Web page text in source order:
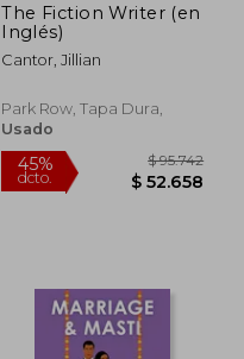
The Fiction Writer (en
Inglés)
Cantor, Jillian
Park Row, Tapa Dura,
Usado